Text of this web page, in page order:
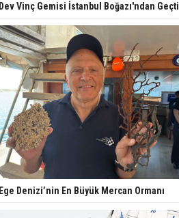
Dev Vinç Gemisi İstanbul Boğazı'ndan Geçti
Ege Denizi’nin En Büyük Mercan Ormanı